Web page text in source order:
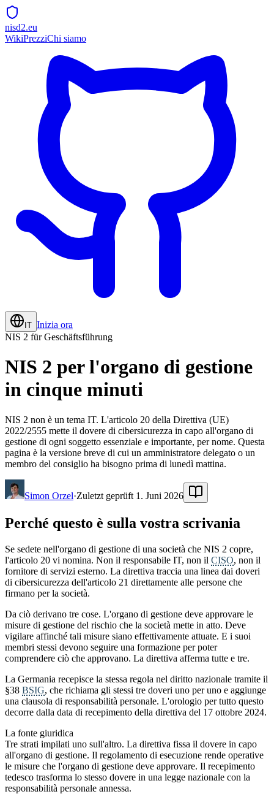
nisd2.eu
WikiPrezziChi siamo
IT Inizia ora
NIS 2 für Geschäftsführung
NIS 2 per l'organo di gestione
in cinque minuti
NIS 2 non è un tema IT. L'articolo 20 della Direttiva (UE)
2022/2555 mette il dovere di cibersicurezza in capo all'organo di
gestione di ogni soggetto essenziale e importante, per nome. Questa
pagina è la versione breve di cui un amministratore delegato o un
membro del consiglio ha bisogno prima di lunedì mattina.
Simon Orzel·Zuletzt geprüft 1. Juni 2026
Perché questo è sulla vostra scrivania
Se sedete nell'organo di gestione di una società che NIS 2 copre,
l'articolo 20 vi nomina. Non il responsabile IT, non il CISO, non il
fornitore di servizi esterno. La direttiva traccia una linea dai doveri
di cibersicurezza dell'articolo 21 direttamente alle persone che
firmano per la società.
Da ciò derivano tre cose. L'organo di gestione deve approvare le
misure di gestione del rischio che la società mette in atto. Deve
vigilare affinché tali misure siano effettivamente attuate. E i suoi
membri stessi devono seguire una formazione per poter
comprendere ciò che approvano. La direttiva afferma tutte e tre.
La Germania recepisce la stessa regola nel diritto nazionale tramite il
§38 BSIG, che richiama gli stessi tre doveri uno per uno e aggiunge
una clausola di responsabilità personale. L'orologio per tutto questo
decorre dalla data di recepimento della direttiva del 17 ottobre 2024.
La fonte giuridica
Tre strati impilati uno sull'altro. La direttiva fissa il dovere in capo
all'organo di gestione. Il regolamento di esecuzione rende operative
le misure che l'organo di gestione deve approvare. Il recepimento
tedesco trasforma lo stesso dovere in una legge nazionale con la
responsabilità personale annessa.